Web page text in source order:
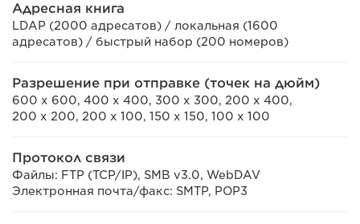
Адресная книга
LDAP (2000 адресатов) / локальная (1600
адресатов) / быстрый набор (200 номеров)
Разрешение при отправке (точек на дюйм)
600 x 600, 400 x 400, 300 x 300, 200 x 400,
200 x 200, 200 x 100, 150 x 150, 100 x 100
Протокол связи
Файлы: FTP (TCP/IP), SMB v3.0, WebDAV
Электронная почта/факс: SMTP, POP3